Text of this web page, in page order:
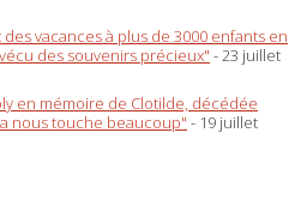
des vacances à plus de 3000 enfants en
des souvenirs précieux" - 23 juillet
en mémoire de Clotilde, décédée
nous touche beaucoup" - 19 juillet